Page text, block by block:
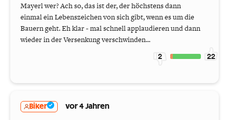
Mayerl wer? Ach so, das ist der, der höchstens dann
einmal ein Lebenszeichen von sich gibt, wenn es um die
Bauern geht. Eh klar - mal schnell applaudieren und dann
wieder in der Versenkung verschwinden...
2 22
Biker vor 4 Jahren